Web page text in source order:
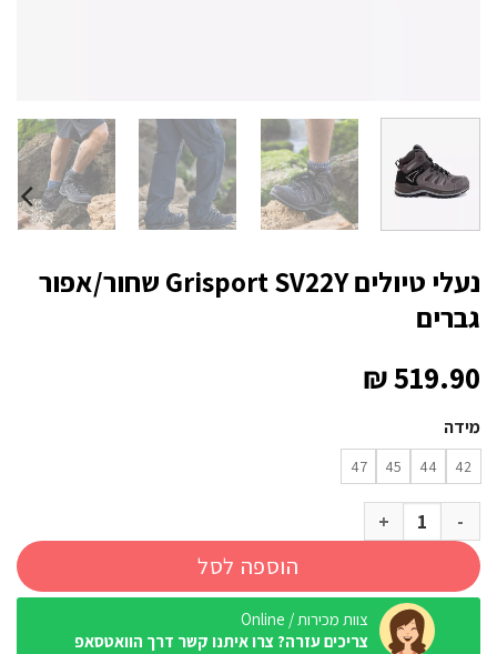
נעלי טיולים Grisport SV22Y שחור/אפור
גברים
₪519.90
מידה
42
44
45
47
כמות של נעלי טיולים Grisport SV22Y שחור/אפור גברים
הוספה לסל
צוות מכירות / Online
צריכים עזרה? צרו איתנו קשר דרך הוואטסאפ